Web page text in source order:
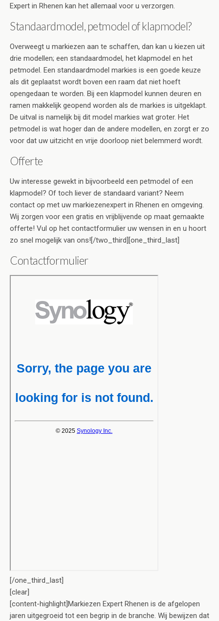
Expert in Rhenen kan het allemaal voor u verzorgen.
Standaardmodel, petmodel of klapmodel?
Overweegt u markiezen aan te schaffen, dan kan u kiezen uit
drie modellen; een standaardmodel, het klapmodel en het
petmodel. Een standaardmodel markies is een goede keuze
als dit geplaatst wordt boven een raam dat niet hoeft
opengedaan te worden. Bij een klapmodel kunnen deuren en
ramen makkelijk geopend worden als de markies is uitgeklapt.
De uitval is namelijk bij dit model markies wat groter. Het
petmodel is wat hoger dan de andere modellen, en zorgt er zo
voor dat uw uitzicht en vrije doorloop niet belemmerd wordt.
Offerte
Uw interesse gewekt in bijvoorbeeld een petmodel of een
klapmodel? Of toch liever de standaard variant? Neem
contact op met uw markiezenexpert in Rhenen en omgeving.
Wij zorgen voor een gratis en vrijblijvende op maat gemaakte
offerte! Vul op het contactformulier uw wensen in en u hoort
zo snel mogelijk van ons![/two_third][one_third_last]
Contactformulier
[/one_third_last]
[clear]
[content-highlight]Markiezen Expert Rhenen is de afgelopen
jaren uitgegroeid tot een begrip in de branche. Wij bewijzen dat